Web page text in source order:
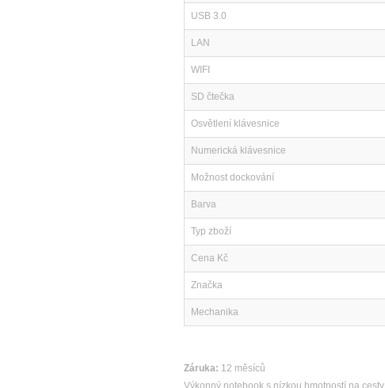
USB 3.0
LAN
WIFI
SD čtečka
Osvětlení klávesnice
Numerická klávesnice
Možnost dockování
Barva
Typ zboží
Cena Kč
Značka
Mechanika
Záruka: 12 měsíců
Výkonný notebook s nízkou hmotností na cesty